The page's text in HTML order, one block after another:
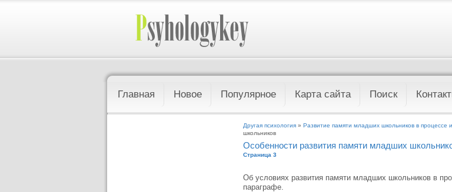
Главная Новое Популярное Карта сайта Поиск
Другая психология » Развитие памяти младших школьников в процессе
школьников
Особенности развития памяти младших
Страница 3
Об условиях развития памяти младших школьников в
параграфе.